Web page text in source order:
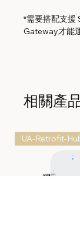
*需要搭配支援
Gateway才能
相關產
UA-Retrofit-